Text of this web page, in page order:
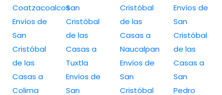
Coatzacoalcos
Envíos de
San
Cristóbal
de las
Casas a
Colima
San
Cristóbal
de las
Casas a
Tuxtla
Envíos de
San
Cristóbal
de las
Casas a
Naucalpan
Envíos de
San
Cristóbal
Envíos de
San
Cristóbal
de las
Casas a
San
Pedro